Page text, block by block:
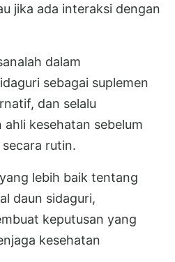
jika ada interaksi dengan
dalam
sebagai suplemen
dan selalu
kesehatan sebelum
rutin.
lebih baik tentang
daun sidaguri,
keputusan yang
kesehatan